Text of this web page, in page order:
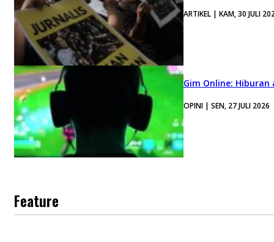
ARTIKEL | KAM, 30 JULI
Gim Online:
OPINI | SEN, 27 JULI 2026
Feature